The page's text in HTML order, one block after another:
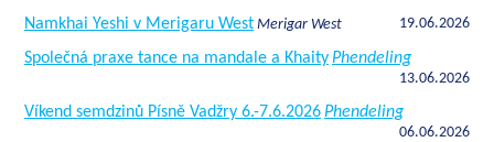
Namkhai Yeshi v Merigaru West Merigar West 19.06.2026
Společná praxe tance na mandale a KhaityPhendeling
13.06.2026
Víkend semdzinů Písně Vadžry 6.-7.6.2026Phendeling
06.06.2026